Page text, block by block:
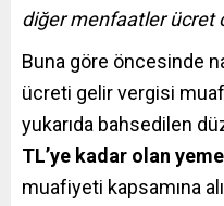
diğer menfaatler ücret
Buna göre öncesinde
ücreti gelir vergisi
yukarıda bahsedilen
TL’ye kadar olan
muafiyeti kapsamına